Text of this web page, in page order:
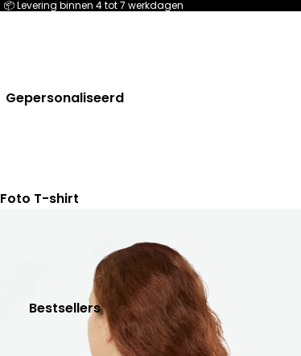
📦 Levering binnen 4 tot 7 werkdagen
Gepersonaliseerd
Foto T-shirt
TruienBestsellers